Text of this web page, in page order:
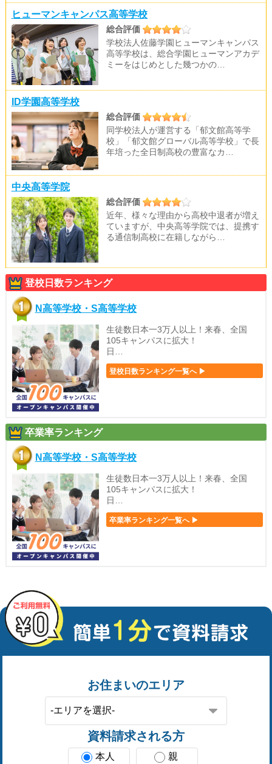
ヒューマンキャンパス高等学校
総合評価
学校法人佐藤学園ヒューマンキャンパス
高等学校は、総合学園ヒューマンアカデ
ミーをはじめとした幾つかの…
ID学園高等学校
総合評価
同学校法人が運営する「郁文館高等学
校」「郁文館グローバル高等学校」で長
年培った全日制高校の豊富なカ…
中央高等学院
総合評価
近年、様々な理由から高校中退者が増え
ていますが、中央高等学院では、提携す
る通信制高校に在籍しながら…
登校日数ランキング
N高等学校・S高等学校
生徒数日本一3万人以上！来春、全国
105キャンパスに拡大！
日…
登校日数ランキング一覧へ ▶
卒業率ランキング
N高等学校・S高等学校
生徒数日本一3万人以上！来春、全国
105キャンパスに拡大！
日…
卒業率ランキング一覧へ ▶
お住まいのエリア
資料請求される方
本人 親